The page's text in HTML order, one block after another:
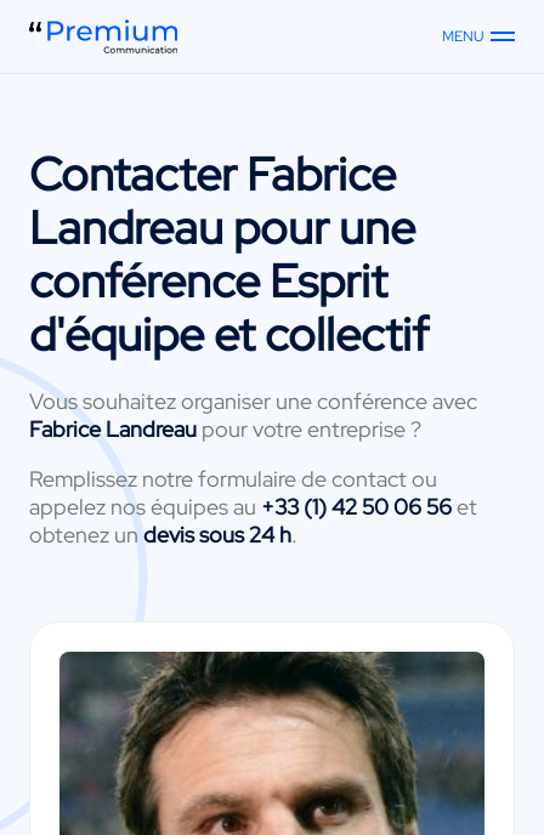
MENU
ContacterFabrice
Landreau pour une
conférence Esprit
d'équipe et collectif
Vous souhaitez organiser une conférence avec
Fabrice Landreau pour votre entreprise ?
Remplissez notre formulaire de contact ou
appelez nos équipes au +33 (1) 42 50 06 56et
obtenez un devis sous 24 h.